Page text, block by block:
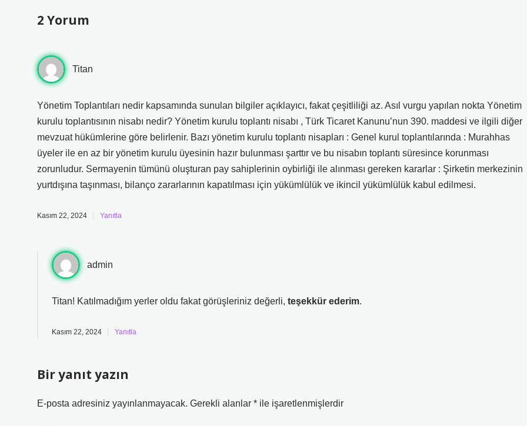
2 Yorum
Titan
Yönetim Toplantıları nedir kapsamında sunulan bilgiler açıklayıcı, fakat çeşitliliği az. Asıl vurgu yapılan nokta Yönetim
kurulu toplantısının nisabı nedir? Yönetim kurulu toplantı nisabı , Türk Ticaret Kanunu’nun 390. maddesi ve ilgili diğer
mevzuat hükümlerine göre belirlenir. Bazı yönetim kurulu toplantı nisapları : Genel kurul toplantılarında : Murahhas
üyeler ile en az bir yönetim kurulu üyesinin hazır bulunması şarttır ve bu nisabın toplantı süresince korunması
zorunludur. Sermayenin tümünü oluşturan pay sahiplerinin oybirliği ile alınması gereken kararlar : Şirketin merkezinin
yurtdışına taşınması, bilanço zararlarının kapatılması için yükümlülük ve ikincil yükümlülük kabul edilmesi.
Kasım 22, 2024 Yanıtla
admin
Titan! Katılmadığım yerler oldu fakat görüşleriniz değerli, teşekkür ederim.
Kasım 22, 2024 Yanıtla
Bir yanıt yazın
E-posta adresiniz yayınlanmayacak. Gerekli alanlar * ile işaretlenmişlerdir